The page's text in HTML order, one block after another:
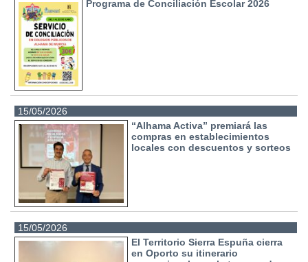
Programa de Conciliación Escolar 2026
15/05/2026
“Alhama Activa” premiará las
compras en establecimientos
locales con descuentos y sorteos
15/05/2026
El Territorio Sierra Espuña cierra
en Oporto su itinerario